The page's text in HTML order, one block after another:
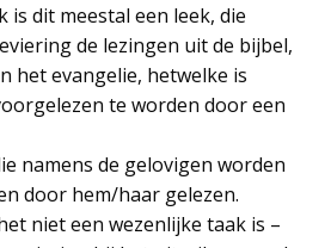
is dit meestal een leek, die
de lezingen uit de bijbel,
het evangelie, hetwelke is
te worden door een
namens de gelovigen worden
door hem/haar gelezen.
niet een wezenlijke taak is –